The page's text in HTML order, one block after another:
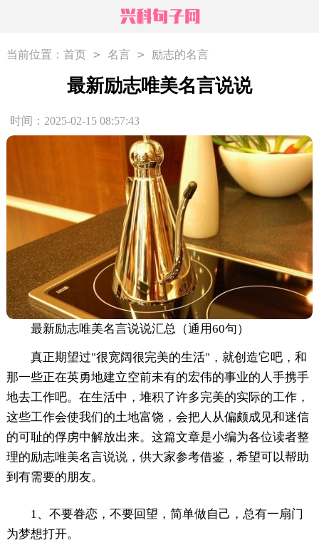
当前位置： 首页 > 名言 > 励志的名言
最新励志唯美名言说说
时间：2025-02-15 08:57:43
最新励志唯美名言说说汇总（通用60句）
真正期望过"很宽阔很完美的生活"，就创造它吧，和
那一些正在英勇地建立空前未有的宏伟的事业的人手携手
地去工作吧。在生活中，堆积了许多完美的实际的工作，
这些工作会使我们的土地富饶，会把人从偏颇成见和迷信
的可耻的俘虏中解放出来。这篇文章是小编为各位读者整
理的励志唯美名言说说，供大家参考借鉴，希望可以帮助
到有需要的朋友。
1、不要眷恋，不要回望，简单做自己，总有一扇门
为梦想打开。